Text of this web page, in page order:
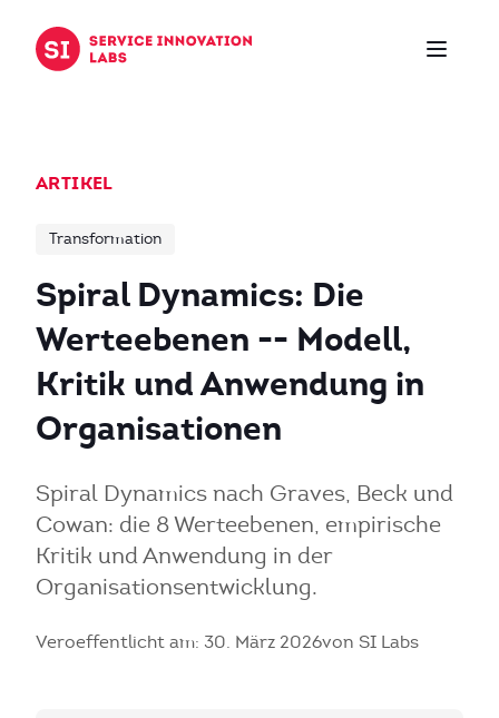
ARTIKEL
Transformation
Spiral Dynamics: Die
Werteebenen -- Modell,
Kritik und Anwendung in
Organisationen
Spiral Dynamics nach Graves, Beck und
Cowan: die 8 Werteebenen, empirische
Kritik und Anwendung in der
Organisationsentwicklung.
Veroeffentlicht am: 30. März 2026von SI Labs